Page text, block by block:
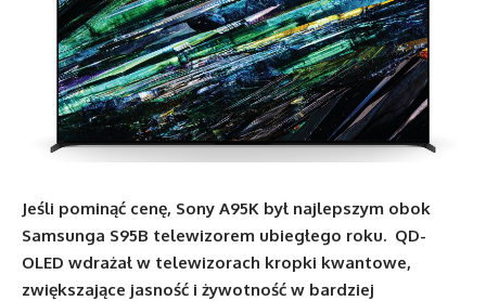
Jeśli pominąć cenę, Sony A95K był najlepszym obok
Samsunga S95B telewizorem ubiegłego roku. QD-
OLED wdrażał w telewizorach kropki kwantowe,
zwiększające jasność i żywotność w bardziej